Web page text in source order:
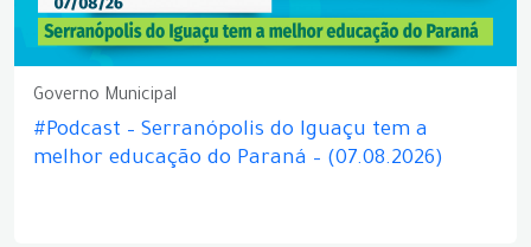
Governo Municipal
#Podcast – Serranópolis do Iguaçu tem a
melhor educação do Paraná – (07.08.2026)